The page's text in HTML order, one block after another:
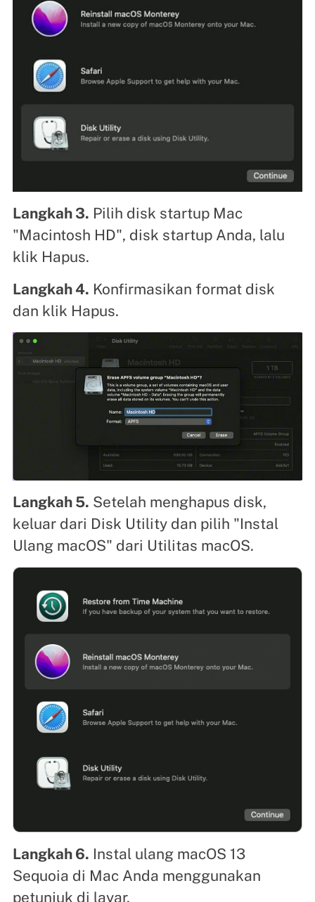
Langkah 3. Pilih disk startup Mac
"Macintosh HD", disk startup Anda, lalu
klik Hapus.
Langkah 4. Konfirmasikan format disk
dan klik Hapus.
Langkah 5. Setelah menghapus disk,
keluar dari Disk Utility dan pilih "Instal
Ulang macOS" dari Utilitas macOS.
Langkah 6. Instal ulang macOS 13
Sequoia di Mac Anda menggunakan
petunjuk di layar.